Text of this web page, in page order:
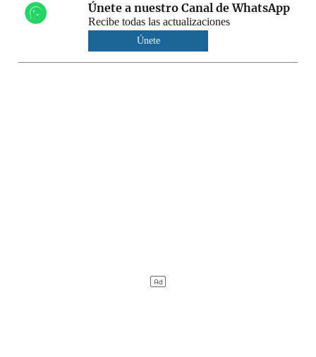
Únete a nuestro Canal de WhatsApp
Recibe todas las actualizaciones
Únete